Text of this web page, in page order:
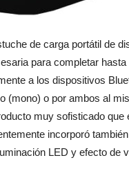
de carga portátil de
para completar
a los dispositivos
(mono) o por ambos al
muy sofisticado
incorporó
LED y efecto de